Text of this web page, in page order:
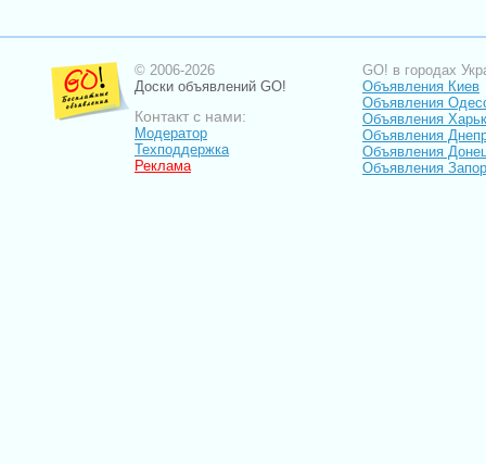
© 2006-2026
Доски объявлений GO!
Контакт с нами:
Модератор
Техподдержка
Реклама
GO! в городах
Объявления Киев
Объявления
Объявления
Объявления
Объявления
Объявления